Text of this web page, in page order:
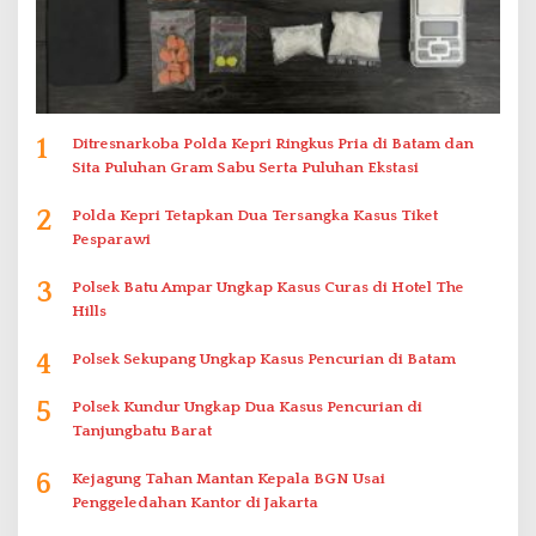
1
Ditresnarkoba Polda Kepri Ringkus Pria di Batam dan
Sita Puluhan Gram Sabu Serta Puluhan Ekstasi
2
Polda Kepri Tetapkan Dua Tersangka Kasus Tiket
Pesparawi
3
Polsek Batu Ampar Ungkap Kasus Curas di Hotel The
Hills
4 Polsek Sekupang Ungkap Kasus Pencurian di Batam
5
Polsek Kundur Ungkap Dua Kasus Pencurian di
Tanjungbatu Barat
6
Kejagung Tahan Mantan Kepala BGN Usai
Penggeledahan Kantor di Jakarta